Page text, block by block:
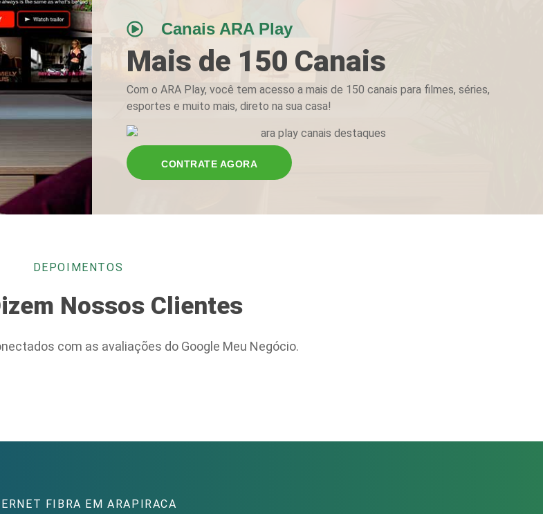
Canais ARA Play
Mais de 150 Canais
Com o ARA Play, você tem acesso a mais de 150 canais para filmes, séries,
esportes e muito mais, direto na sua casa!
CONTRATE AGORA
DEPOIMENTOS
Nossos Clientes
com as avaliações do Google Meu Negócio.
FIBRA EM ARAPIRACA